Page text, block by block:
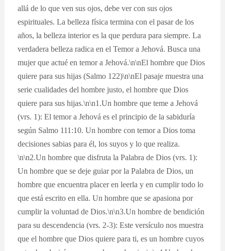
allá de lo que ven sus ojos, debe ver con sus ojos
espirituales. La belleza física termina con el pasar de los
años, la belleza interior es la que perdura para siempre. La
verdadera belleza radica en el Temor a Jehová. Busca una
mujer que actué en temor a Jehová.\n\nEl hombre que Dios
quiere para sus hijas (Salmo 122)\n\nEl pasaje muestra una
serie cualidades del hombre justo, el hombre que Dios
quiere para sus hijas.\n\n1.Un hombre que teme a Jehová
(vrs. 1): El temor a Jehová es el principio de la sabiduría
según Salmo 111:10. Un hombre con temor a Dios toma
decisiones sabias para él, los suyos y lo que realiza.
\n\n2.Un hombre que disfruta la Palabra de Dios (vrs. 1):
Un hombre que se deje guiar por la Palabra de Dios, un
hombre que encuentra placer en leerla y en cumplir todo lo
que está escrito en ella. Un hombre que se apasiona por
cumplir la voluntad de Dios.\n\n3.Un hombre de bendición
para su descendencia (vrs. 2-3): Este versículo nos muestra
que el hombre que Dios quiere para ti, es un hombre cuyos